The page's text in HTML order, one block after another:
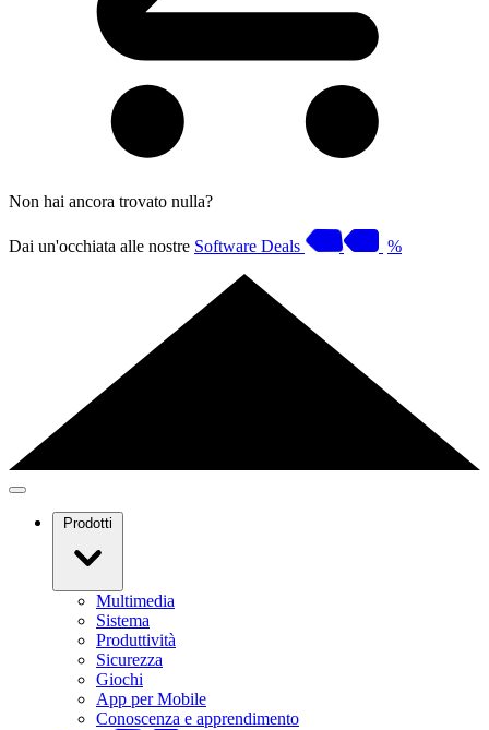
Non hai ancora trovato nulla?
Dai un'occhiata alle nostre Software Deals %
Prodotti
Multimedia
Sistema
Produttività
Sicurezza
Giochi
App per Mobile
Conoscenza e apprendimento